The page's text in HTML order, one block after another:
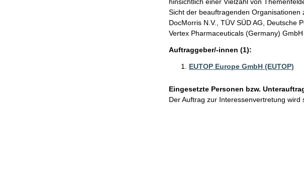
Sicht der beauftragenden
DocMorris N.V., TÜV SÜD AG, Deutsche
Vertex Pharmaceuticals (Germany)
Auftraggeber/-innen (1):
EUTOP Europe GmbH (EUTOP)
Eingesetzte Personen bzw.
Der Auftrag zur Interessenvertretung wird